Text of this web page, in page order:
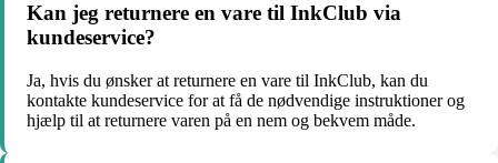
Kan jeg returnere en vare til InkClub via
kundeservice?
Ja, hvis du ønsker at returnere en vare til InkClub, kan du
kontakte kundeservice for at få de nødvendige instruktioner og
hjælp til at returnere varen på en nem og bekvem måde.